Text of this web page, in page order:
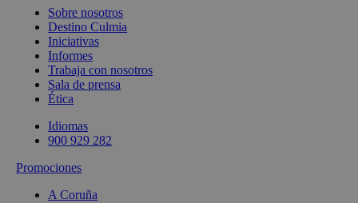
Sobre nosotros
Destino Culmia
Iniciativas
Informes
Trabaja con nosotros
Sala de prensa
Ética
Idiomas
900 929 282
Promociones
A Coruña